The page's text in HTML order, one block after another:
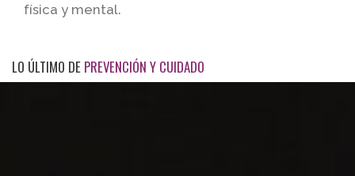
física y mental.
LO ÚLTIMO DE PREVENCIÓN Y CUIDADO